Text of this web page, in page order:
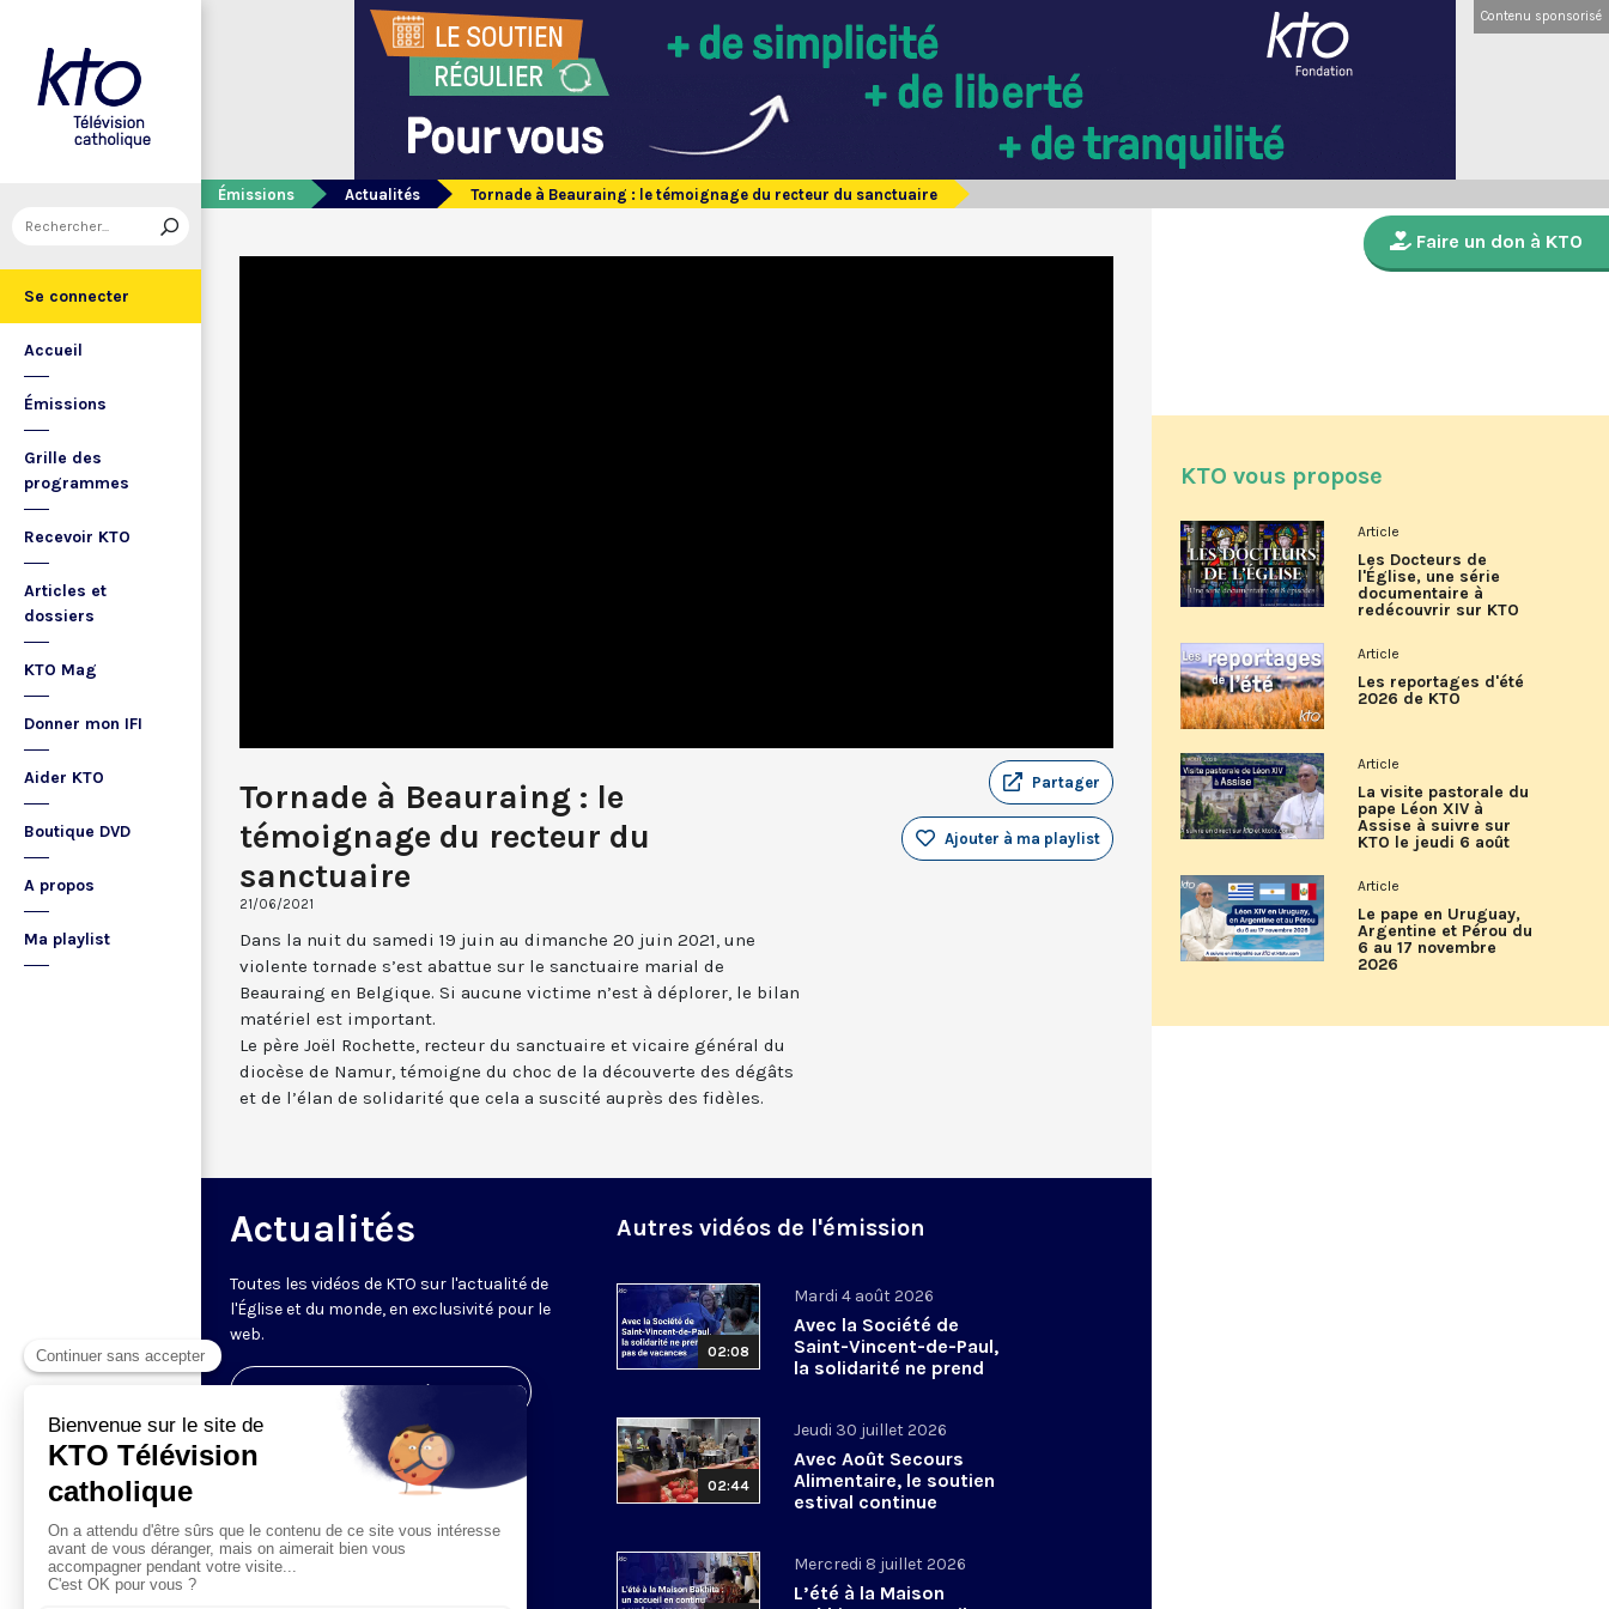
Se connecter
Accueil
Émissions
Grille des
programmes
Recevoir KTO
Articles et
dossiers
KTO Mag
Donner mon IFI
Aider KTO
Boutique DVD
A propos
Ma playlist
Contenu sponsorisé
Émissions Actualités Tornade à Beauraing : le témoignage du recteur du sanctuaire
Tornade à Beauraing : le
témoignage du recteur du
sanctuaire
21/06/2021
Partager
Ajouter à ma playlist
Dans la nuit du samedi 19 juin au dimanche 20 juin 2021, une
violente tornade s’est abattue sur le sanctuaire marial de
Beauraing en Belgique. Si aucune victime n’est à déplorer, le bilan
matériel est important.
Le père Joël Rochette, recteur du sanctuaire et vicaire général du
diocèse de Namur, témoigne du choc de la découverte des dégâts
et de l’élan de solidarité que cela a suscité auprès des fidèles.
Actualités
Toutes les vidéos de KTO sur l'actualité de
l'Église et du monde, en exclusivité pour le
web.
Visiter la page de l'émission
Autres vidéos de l'émission
02:08
Mardi 4 août 2026
Avec la Société de
Saint-Vincent-de-Paul,
la solidarité ne prend
02:44
Jeudi 30 juillet 2026
Avec Août Secours
Alimentaire, le soutien
estival continue
Mercredi 8 juillet 2026
L’été à la Maison
Faire un don à KTO
KTO vous propose
Article
Les Docteurs de
l'Église, une série
documentaire à
redécouvrir sur KTO
Article
Les reportages d'été
2026 de KTO
Article
La visite pastorale du
pape Léon XIV à
Assise à suivre sur
KTO le jeudi 6 août
Article
Le pape en Uruguay,
Argentine et Pérou du
6 au 17 novembre
2026